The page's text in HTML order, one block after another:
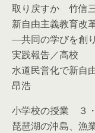
取り戻すか 竹信
新自由主義教育改
―共同の学びを創
実践報告／高校
水道民営化で新自
昂浩
小学校の授業 ３
琵琶湖の沖島、漁